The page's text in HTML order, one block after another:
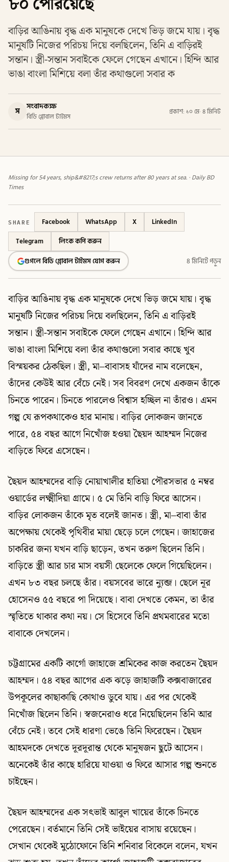
বাড়ির আঙিনায় বৃদ্ধ এক মানুষকে দেখে ভিড় জমে যায়। বৃদ্ধ
মানুষটি নিজের পরিচয় দিয়ে বলছিলেন, তিনি এ বাড়িরই
সন্তান। স্ত্রী-সন্তান সবাইকে ফেলে গেছেন এখানে। হিন্দি আর
ভাঙা বাংলা মিশিয়ে বলা তাঁর কথাগুলো সবার ক
স সংবাদকক্ষ
বিডি গ্লোবাল টাইমস
প্রকাশ: ১০ মে· ৪ মিনিট
Missing for 54 years, ship&#8217;s crew returns after 80 years at sea. · Daily BD
Times
SHARE Facebook WhatsApp X
LinkedIn
Telegram
লিংক কপি করুন
গুগলে বিডি গ্লোবাল টাইমস যোগ করুন
৪ মিনিটে পড়ুন
বাড়ির আঙিনায় বৃদ্ধ এক মানুষকে দেখে ভিড় জমে যায়। বৃদ্ধ
মানুষটি নিজের পরিচয় দিয়ে বলছিলেন, তিনি এ বাড়িরই
সন্তান। স্ত্রী-সন্তান সবাইকে ফেলে গেছেন এখানে। হিন্দি আর
ভাঙা বাংলা মিশিয়ে বলা তাঁর কথাগুলো সবার কাছে খুব
বিস্ময়কর ঠেকছিল। স্ত্রী, মা–বাবাসহ যাঁদের নাম বলেছেন,
তাঁদের কেউই আর বেঁচে নেই। সব বিবরণ দেখে একজন তাঁকে
চিনতে পারেন। চিনতে পারলেও বিশ্বাস হচ্ছিল না তাঁরও। এমন
গল্প যে রূপকথাকেও হার মানায়। বাড়ির লোকজন জানতে
পারে, ৫৪ বছর আগে নিখোঁজ হওয়া ছৈয়দ আহম্মদ নিজের
বাড়িতে ফিরে এসেছেন।
ছৈয়দ আহম্মদের বাড়ি নোয়াখালীর হাতিয়া পৌরসভার ৫ নম্বর
ওয়ার্ডের লক্ষ্মীদিয়া গ্রামে। ৫ মে তিনি বাড়ি ফিরে আসেন।
বাড়ির লোকজন তাঁকে মৃত বলেই জানত। স্ত্রী, মা–বাবা তাঁর
অপেক্ষায় থেকেই পৃথিবীর মায়া ছেড়ে চলে গেছেন। জাহাজের
চাকরির জন্য যখন বাড়ি ছাড়েন, তখন তরুণ ছিলেন তিনি।
বাড়িতে স্ত্রী আর চার মাস বয়সী ছেলেকে ফেলে গিয়েছিলেন।
এখন ৮৩ বছর চলছে তাঁর। বয়সবের ভারে ন্যুব্জ। ছেলে নূর
হোসেনও ৫৫ বছরে পা দিয়েছে। বাবা দেখতে কেমন, তা তাঁর
স্মৃতিতে থাকার কথা নয়। সে হিসেবে তিনি প্রথমবারের মতো
বাবাকে দেখলেন।
চট্টগ্রামের একটি কার্গো জাহাজে শ্রমিকের কাজ করতেন ছৈয়দ
আহম্মদ। ৫৪ বছর আগের এক ঝড়ে জাহাজটি কক্সবাজারের
উপকূলের কাছাকাছি কোথাও ডুবে যায়। এর পর থেকেই
নিখোঁজ ছিলেন তিনি। স্বজনেরাও ধরে নিয়েছিলেন তিনি আর
বেঁচে নেই। তবে সেই ধারণা ভেঙে তিনি ফিরেছেন। ছৈয়দ
আহমদকে দেখতে দূরদূরান্ত থেকে মানুষজন ছুটে আসেন।
অনেকেই তাঁর কাছে হারিয়ে যাওয়া ও ফিরে আসার গল্প শুনতে
চাইছেন।
ছৈয়দ আহম্মদের এক সৎভাই আবুল খায়ের তাঁকে চিনতে
পেরেছেন। বর্তমানে তিনি সেই ভাইয়ের বাসায় রয়েছেন।
সেখান থেকেই মুঠোফোনে তিনি শনিবার বিকেলে বলেন, যখন